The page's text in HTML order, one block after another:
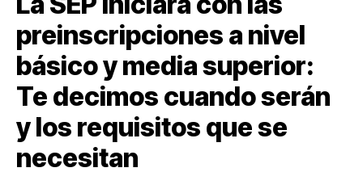
preinscripciones a nivel
básico y media superior:
Te decimos cuando serán
y los requisitos que se
necesitan